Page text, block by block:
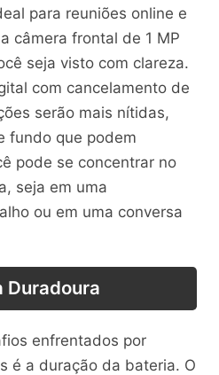
para reuniões online e
câmera frontal de 1 MP
seja visto com clareza.
com cancelamento de
serão mais nítidas,
fundo que podem
pode se concentrar no
seja em uma
ou em uma conversa
Duradoura
enfrentados por
é a duração da bateria. O